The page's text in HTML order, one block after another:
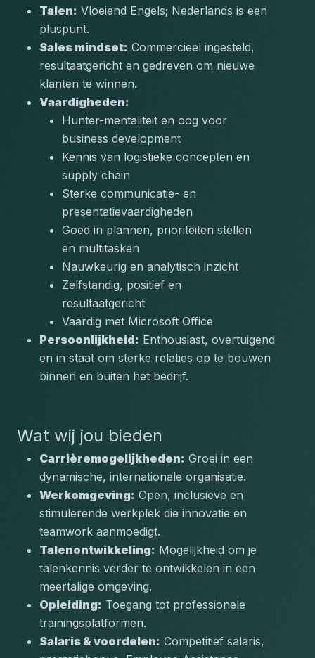
Talen: Vloeiend Engels; Nederlands is een
pluspunt.
Sales mindset: Commercieel ingesteld,
resultaatgericht en gedreven om nieuwe
klanten te winnen.
Vaardigheden:
Hunter-mentaliteit en oog voor
business development
Kennis van logistieke concepten en
supply chain
Sterke communicatie- en
presentatievaardigheden
Goed in plannen, prioriteiten stellen
en multitasken
Nauwkeurig en analytisch inzicht
Zelfstandig, positief en
resultaatgericht
Vaardig met Microsoft Office
Persoonlijkheid: Enthousiast, overtuigend
en in staat om sterke relaties op te bouwen
binnen en buiten het bedrijf.
Wat wij jou bieden
Carrièremogelijkheden: Groei in een
dynamische, internationale organisatie.
Werkomgeving: Open, inclusieve en
stimulerende werkplek die innovatie en
teamwork aanmoedigt.
Talenontwikkeling: Mogelijkheid om je
talenkennis verder te ontwikkelen in een
meertalige omgeving.
Opleiding: Toegang tot professionele
trainingsplatformen.
Salaris & voordelen: Competitief salaris,